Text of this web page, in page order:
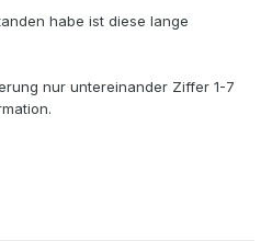
habe ist diese lange
nur untereinander Ziffer 1-7